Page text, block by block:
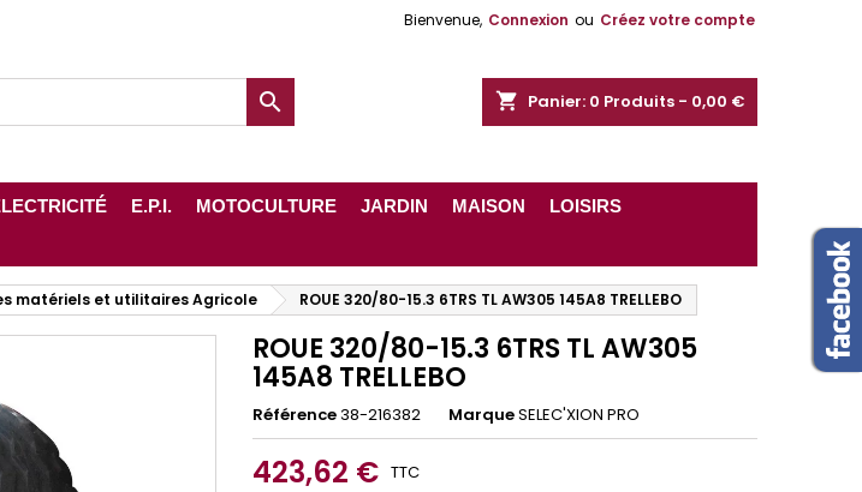
Bienvenue, Connexion ou Créez votre compte
shopping_cart Panier: 0 Produits - 0,00 €

E.P.I. MOTOCULTURE JARDIN MAISON
LOISIRS
matériels et utilitaires Agricole ROUE 320/80-15.3 6TRS TL AW305 145A8 TRELLEBO
ROUE 320/80-15.3 6TRS TL AW305
145A8 TRELLEBO
Référence38-216382 MarqueSELEC'XION PRO
423,62 € TTC